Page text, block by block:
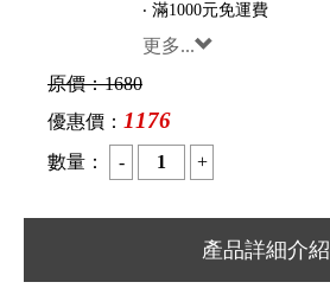
‧ 滿1000元免運費
更多...
原價：1680
優惠價： 1176
數量：
產品詳細介紹